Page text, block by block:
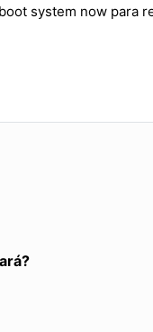
system now para